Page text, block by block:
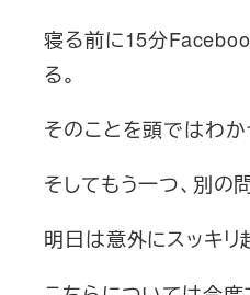
寝る前に15分
る。
そのことを頭ではわか
そしてもう一つ、別の
明日は意外にスッキ